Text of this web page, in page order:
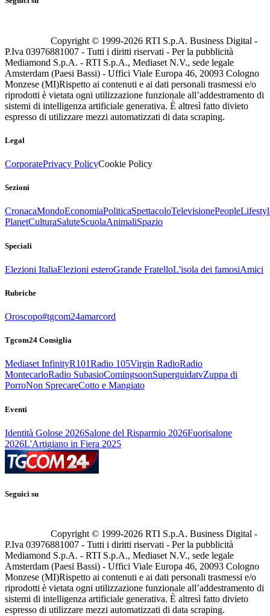
Copyright © 1999-2026 RTI S.p.A. Business Digital -
P.Iva 03976881007 - Tutti i diritti riservati - Per la pubblicità
Mediamond S.p.A. - RTI S.p.A., Mediaset N.V., sede legale
Amsterdam (Paesi Bassi) - Uffici Viale Europa 46, 20093 Cologno
Monzese (MI)Rispetto ai contenuti e ai dati personali trasmessi e/o
riprodotti è vietata ogni utilizzazione funzionale all’addestramento di
sistemi di intelligenza artificiale generativa. È altresì fatto divieto
espresso di utilizzare mezzi automatizzati di data scraping.
Legal
CorporatePrivacy PolicyCookie Policy
Sezioni
CronacaMondoEconomiaPoliticaSpettacoloTelevisionePeople
PlanetCulturaSaluteScuolaAnimaliSpazio
Speciali
Elezioni ItaliaElezioni esteroGrande FratelloL'isola dei famosiAmici
Rubriche
Oroscopo#tgcom24amarcord
Tgcom24 Consiglia
Mediaset InfinityR101Radio 105Virgin RadioRadio
MontecarloRadio SubasioComingsoonSuperguidatvZuppa di
PorroNon SprecareCotto e Mangiato
Eventi
Identità Golose 2026Salone del Risparmio 2026Fuorisalone
2026L'Artigiano in Fiera 2025
Seguici su
Copyright © 1999-2026 RTI S.p.A. Business Digital -
P.Iva 03976881007 - Tutti i diritti riservati - Per la pubblicità
Mediamond S.p.A. - RTI S.p.A., Mediaset N.V., sede legale
Amsterdam (Paesi Bassi) - Uffici Viale Europa 46, 20093 Cologno
Monzese (MI)Rispetto ai contenuti e ai dati personali trasmessi e/o
riprodotti è vietata ogni utilizzazione funzionale all’addestramento di
sistemi di intelligenza artificiale generativa. È altresì fatto divieto
espresso di utilizzare mezzi automatizzati di data scraping.